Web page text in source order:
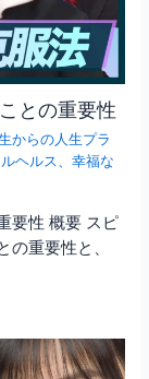
との重要性
からの人生プラ
ヘルス、幸福な
要性 概要 スピ
重要性と、